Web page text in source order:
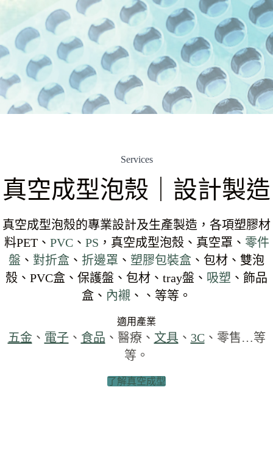
Services
真空成型泡殼｜設計製造
真空成型泡殼的專業設計及生產製造，各項塑膠材
料PET、 PVC、 PS ，真空成型泡殼、真空罩、 零件
盤 、 對折盒 、 折邊罩 、 塑膠包裝盒 、包材、雙泡
殼、PVC盒、保護盤、包材、tray盤、 吸塑 、飾品
盒、 內襯 、、等等。
適用產業
五金、 電子 、 食品 、醫療、 文具 、 3C、零售…等
等。
了解真空成型